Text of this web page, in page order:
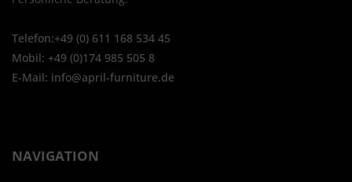
Telefon:+49 (0) 611 168 534 45
Mobil: +49 (0)174 985 505 8
E-Mail: info@april-furniture.de
NAVIGATION